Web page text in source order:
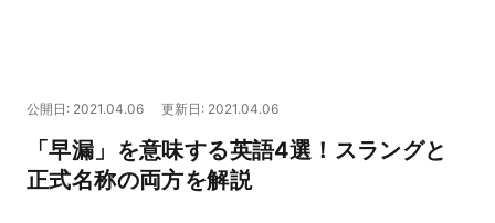
マネー
公開日: 2021.04.06 更新日: 2021.04.06
「早漏」を意味する英語4選！スラングと
正式名称の両方を解説